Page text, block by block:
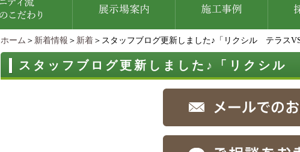
ホーム ＞ 新着情報 ＞ 新着 ＞スタッフブログ更新しました♪「リクシル テラス
スタッフブログ更新しました♪「リクシ